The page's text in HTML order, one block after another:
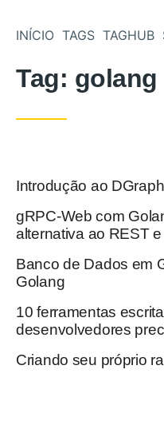
INÍCIO TAGS TAGHUB
Tag: golang
Postado em
Introdução ao DGraph
Postado em
gRPC-Web com
alternativa ao REST
Postado em
Banco de Dados em
Golang
Postado em
10 ferramentas
desenvolvedores
Criando seu próprio